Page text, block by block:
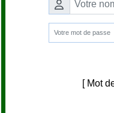
[ Mot